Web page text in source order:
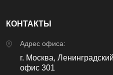
КОНТАКТЫ
Адрес офиса:
г. Москва,
офис 301